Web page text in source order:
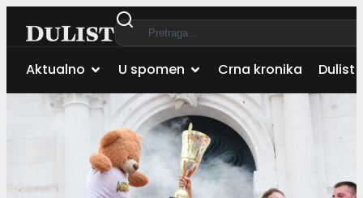
Aktualno U spomen Crna kronika Dulist